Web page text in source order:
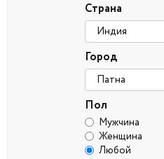
Страна
Город
Пол
Мужчина
Женщина
Любой